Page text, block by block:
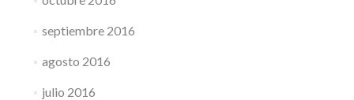
septiembre 2016
agosto 2016
julio 2016